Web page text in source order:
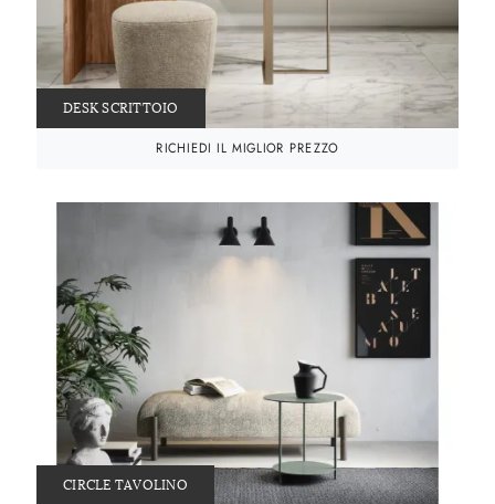
DESK SCRITTOIO
RICHIEDI IL MIGLIOR PREZZO
CIRCLE TAVOLINO